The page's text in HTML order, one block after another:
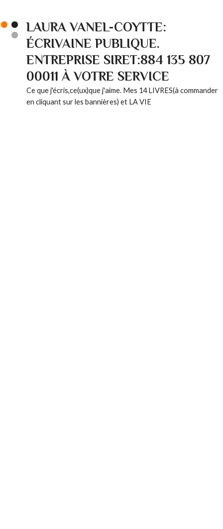
LAURA VANEL-COYTTE:
ÉCRIVAINE PUBLIQUE.
ENTREPRISE SIRET:884 135 807
00011 À VOTRE SERVICE
Ce que j'écris,ce(ux)que j'aime. Mes 14 LIVRES(à commander
en cliquant sur les bannières) et LA VIE